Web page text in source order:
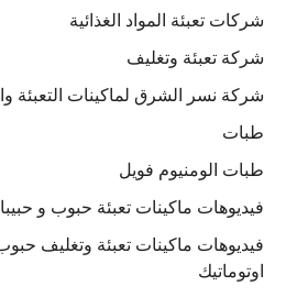
شركات تعبئة المواد الغذائية
شركة تعبئة وتغليف
شركة نسر الشرق لماكينات التعبئة
طبات
طبات الومنيوم فويل
فيديوهات ماكينات تعبئة حبوب و
فيديوهات ماكينات تعبئة وتغليف
اوتوماتيك